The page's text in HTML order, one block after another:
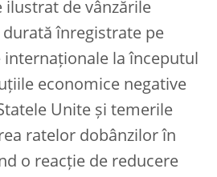
ilustrat de vânzările
înregistrate pe
internaționale la începutul
economice negative
Unite și temerile
ratelor dobânzilor în
o reacție de reducere